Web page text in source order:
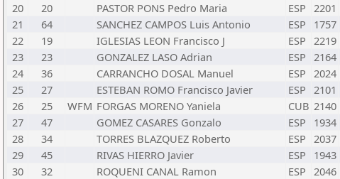
20
20 PASTOR PONS Pedro Maria ESP 2201
21
64 SANCHEZ CAMPOS Luis Antonio ESP 1757
22
19 IGLESIAS LEON Francisco J ESP 2219
23
23 GONZALEZ LASO Adrian ESP 2164
24
36 CARRANCHO DOSAL Manuel ESP 2024
25
27 ESTEBAN ROMO Francisco Javier ESP 2101
26
25 WFM FORGAS MORENO Yaniela CUB 2140
27
47 GOMEZ CASARES Gonzalo ESP 1934
28
34 TORRES BLAZQUEZ Roberto ESP 2037
29
45 RIVAS HIERRO Javier ESP 1943
30
32 ROQUENI CANAL Ramon ESP 2046